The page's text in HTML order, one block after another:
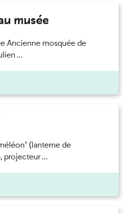
musée
Ancienne mosquée de
...
(lanterne de
projecteur ...